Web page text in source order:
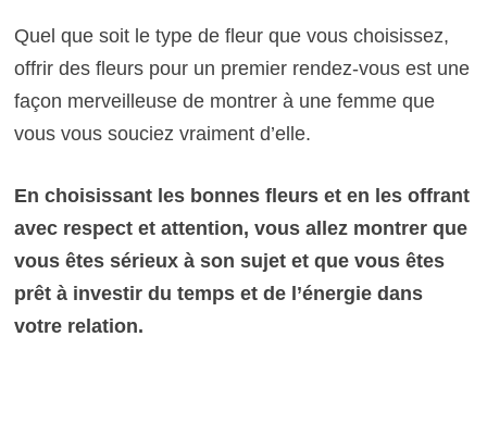
Quel que soit le type de fleur que vous choisissez,
offrir des fleurs pour un premier rendez-vous est une
façon merveilleuse de montrer à une femme que
vous vous souciez vraiment d’elle.
En choisissant les bonnes fleurs et en les offrant
avec respect et attention, vous allez montrer que
vous êtes sérieux à son sujet et que vous êtes
prêt à investir du temps et de l’énergie dans
votre relation.